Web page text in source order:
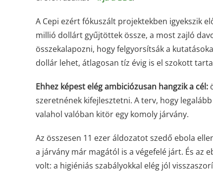
A Cepi ezért fókuszált projektekben igyekszik
millió dollárt gyűjtöttek össze, a most zajló
összekalapozni, hogy felgyorsítsák a
dollár lehet, átlagosan tíz évig is el szokott
Ehhez képest elég ambiciózusan hangzik a cél:
szeretnének kifejlesztetni. A terv, hogy
valahol valóban kitör egy komoly járvány.
Az összesen 11 ezer áldozatot szedő ebola
a járvány már magától is a végefelé járt. És az
volt: a higiéniás szabályokkal elég jól